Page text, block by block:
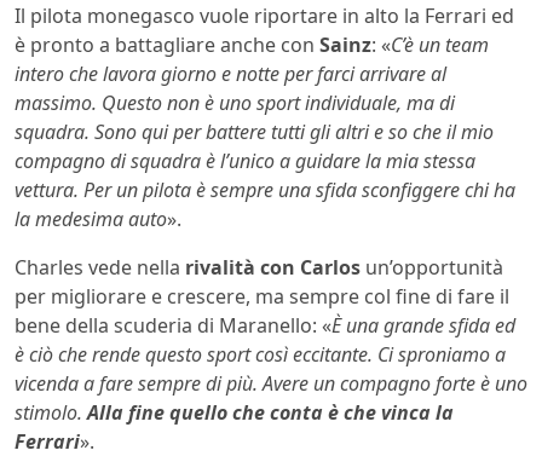
Il pilota monegasco vuole riportare in alto la Ferrari ed
è pronto a battagliare anche con Sainz: «C’è un team
intero che lavora giorno e notte per farci arrivare al
massimo. Questo non è uno sport individuale, ma di
squadra. Sono qui per battere tutti gli altri e so che il mio
compagno di squadra è l’unico a guidare la mia stessa
vettura. Per un pilota è sempre una sfida sconfiggere chi ha
la medesima auto».
Charles vede nella rivalità con Carlos un’opportunità
per migliorare e crescere, ma sempre col fine di fare il
bene della scuderia di Maranello: «È una grande sfida ed
è ciò che rende questo sport così eccitante. Ci sproniamo a
vicenda a fare sempre di più. Avere un compagno forte è uno
stimolo.Alla fine quello che conta è che vinca la
Ferrari».